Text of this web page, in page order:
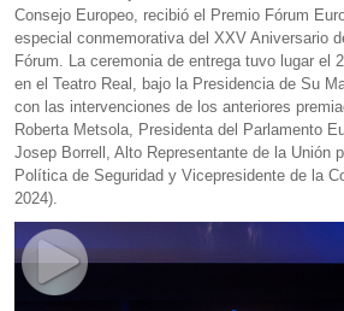
Consejo Europeo, recibió el Premio Fórum
especial conmemorativa del XXV Aniversario
Fórum. La ceremonia de entrega tuvo lugar el
en el Teatro Real, bajo la Presidencia de Su
con las intervenciones de los anteriores
Roberta Metsola, Presidenta del Parlamento
Josep Borrell, Alto Representante de la Unión
Política de Seguridad y Vicepresidente de la
2024).